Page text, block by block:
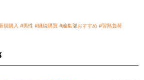
規購入 #男性 #継続購買 #編集部おすすめ #習熟負荷